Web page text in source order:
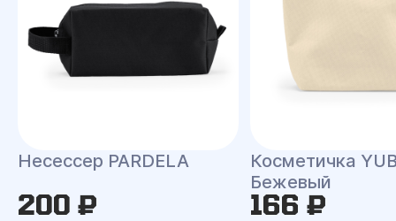
Несессер PARDELA
200 ₽
Косметичка
Бежевый
166 ₽